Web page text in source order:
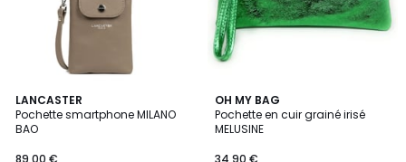
LANCASTER
Pochette smartphone MILANO
BAO
89,00 €
10
Couleurs
OH MY BAG
Pochette en cuir grainé irisé
MELUSINE
34,90 €
3
/
5
19
Couleurs